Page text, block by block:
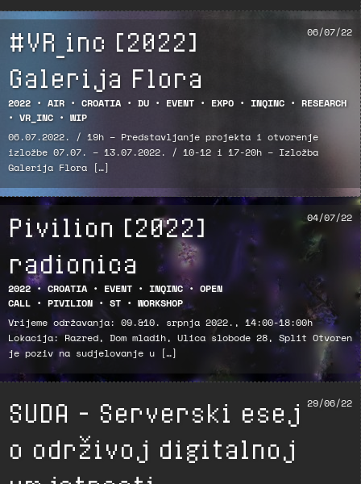
06/07/22
#VR_inc [2022]
Galerija Flora
2022• AIR• CROATIA • DU • EVENT • EXPO • INQINC • RESEARCH
• VR_INC • WIP
06.07.2022. / 19h – Predstavljanje projekta i otvorenje
izložbe 07.07. – 13.07.2022. / 10-12 i 17-20h – Izložba
Galerija Flora […]
04/07/22
Pivilion [2022]
radionica
2022•CROATIA • EVENT • INQINC• OPEN
CALL • PIVILION • ST • WORKSHOP
Vrijeme održavanja: 09.&10. srpnja 2022., 14:00-18:00h
Lokacija: Razred, Dom mladih, Ulica slobode 28, Split Otvoren
je poziv na sudjelovanje u […]
29/06/22
SUDA – Serverski esej
o održivoj digitalnoj